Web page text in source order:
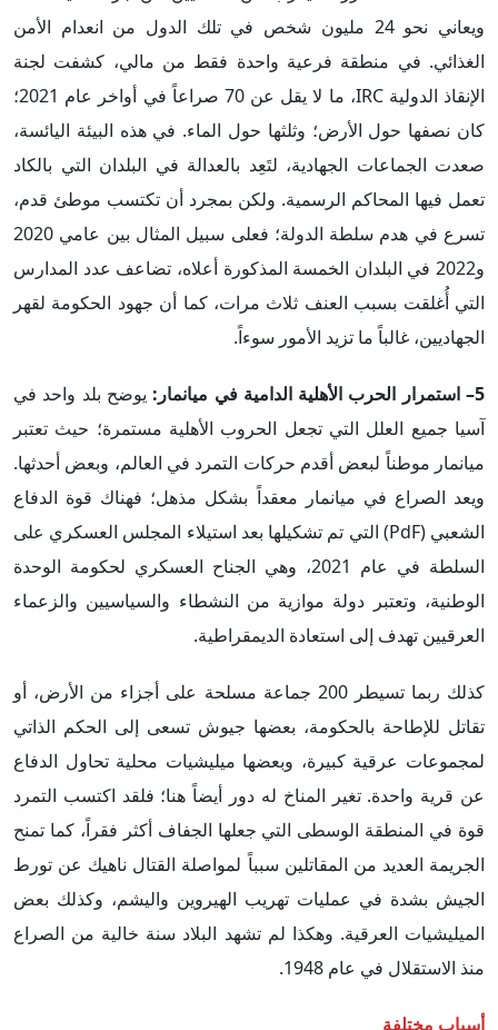
ويعاني نحو 24 مليون شخص في تلك الدول من انعدام الأمن
الغذائي. في منطقة فرعية واحدة فقط من مالي، كشفت لجنة
الإنقاذ الدولية IRC، ما لا يقل عن 70 صراعاً في أواخر عام 2021؛
كان نصفها حول الأرض؛ وثلثها حول الماء. في هذه البيئة اليائسة،
صعدت الجماعات الجهادية، لتَعِد بالعدالة في البلدان التي بالكاد
تعمل فيها المحاكم الرسمية. ولكن بمجرد أن تكتسب موطئ قدم،
تسرع في هدم سلطة الدولة؛ فعلى سبيل المثال بين عامي 2020
و2022 في البلدان الخمسة المذكورة أعلاه، تضاعف عدد المدارس
التي أُغلقت بسبب العنف ثلاث مرات، كما أن جهود الحكومة لقهر
الجهاديين، غالباً ما تزيد الأمور سوءاً.
5– استمرار الحرب الأهلية الدامية في ميانمار:
يوضح بلد واحد في
آسيا جميع العلل التي تجعل الحروب الأهلية مستمرة؛ حيث تعتبر
ميانمار موطناً لبعض أقدم حركات التمرد في العالم، وبعض أحدثها.
ويعد الصراع في ميانمار معقداً بشكل مذهل؛ فهناك قوة الدفاع
الشعبي (PdF) التي تم تشكيلها بعد استيلاء المجلس العسكري على
السلطة في عام 2021، وهي الجناح العسكري لحكومة الوحدة
الوطنية، وتعتبر دولة موازية من النشطاء والسياسيين والزعماء
العرقيين تهدف إلى استعادة الديمقراطية.
كذلك ربما تسيطر 200 جماعة مسلحة على أجزاء من الأرض، أو
تقاتل للإطاحة بالحكومة، بعضها جيوش تسعى إلى الحكم الذاتي
لمجموعات عرقية كبيرة، وبعضها ميليشيات محلية تحاول الدفاع
عن قرية واحدة. تغير المناخ له دور أيضاً هنا؛ فلقد اكتسب التمرد
قوة في المنطقة الوسطى التي جعلها الجفاف أكثر فقراً، كما تمنح
الجريمة العديد من المقاتلين سبباً لمواصلة القتال ناهيك عن تورط
الجيش بشدة في عمليات تهريب الهيروين واليشم، وكذلك بعض
الميليشيات العرقية. وهكذا لم تشهد البلاد سنة خالية من الصراع
منذ الاستقلال في عام 1948.
أسباب مختلفة